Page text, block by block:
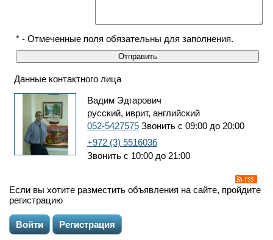
* - Отмеченные поля обязательны для заполнения.
Данные контактного лица
Вадим Эдгарович
русский, иврит, английский
052-5427575 Звонить с 09:00 до 20:00
+972 (3) 5516036
Звонить с 10:00 до 21:00
Если вы хотите разместить объявления на сайте, пройдите
регистрацию
Войти Регистрация